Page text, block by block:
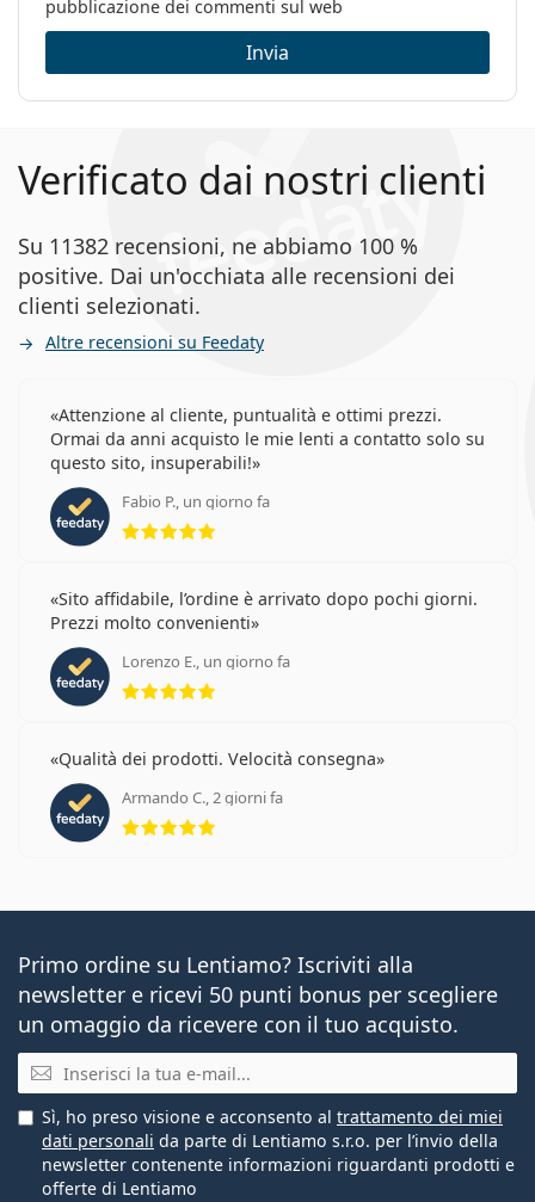
pubblicazione dei commenti sul web
Invia
Verificato dai nostri clienti
Su 11382 recensioni, ne abbiamo 100 %
positive. Dai un'occhiata alle recensioni dei
clienti selezionati.
Altre recensioni su Feedaty
Attenzione al cliente, puntualità e ottimi prezzi.
Ormai da anni acquisto le mie lenti a contatto solo su
questo sito, insuperabili!
Fabio P., un giorno fa
Sito affidabile, l’ordine è arrivato dopo pochi giorni.
Prezzi molto convenienti
Lorenzo E., un giorno fa
valutazione 5 di 5
Qualità dei prodotti. Velocità consegna
Armando C., 2 giorni fa
valutazione 5 di 5
Primo ordine su Lentiamo? Iscriviti alla
newsletter e ricevi 50 punti bonus per scegliere
un omaggio da ricevere con il tuo acquisto.
E-mail
Sì, ho preso visione e acconsento al trattamento dei miei
dati personali da parte di Lentiamo s.r.o. per l’invio della
newsletter contenente informazioni riguardanti prodotti e
offerte di Lentiamo